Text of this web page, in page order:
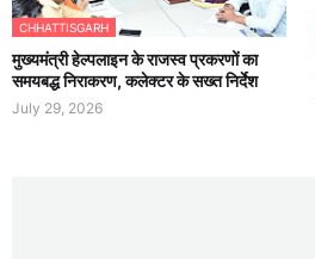
CHHATTISGARH
मुख्यमंत्री हेल्पलाइन के राजस्व प्रकरणों का
समयबद्ध निराकरण, कलेक्टर के सख्त निर्देश
July 29, 2026